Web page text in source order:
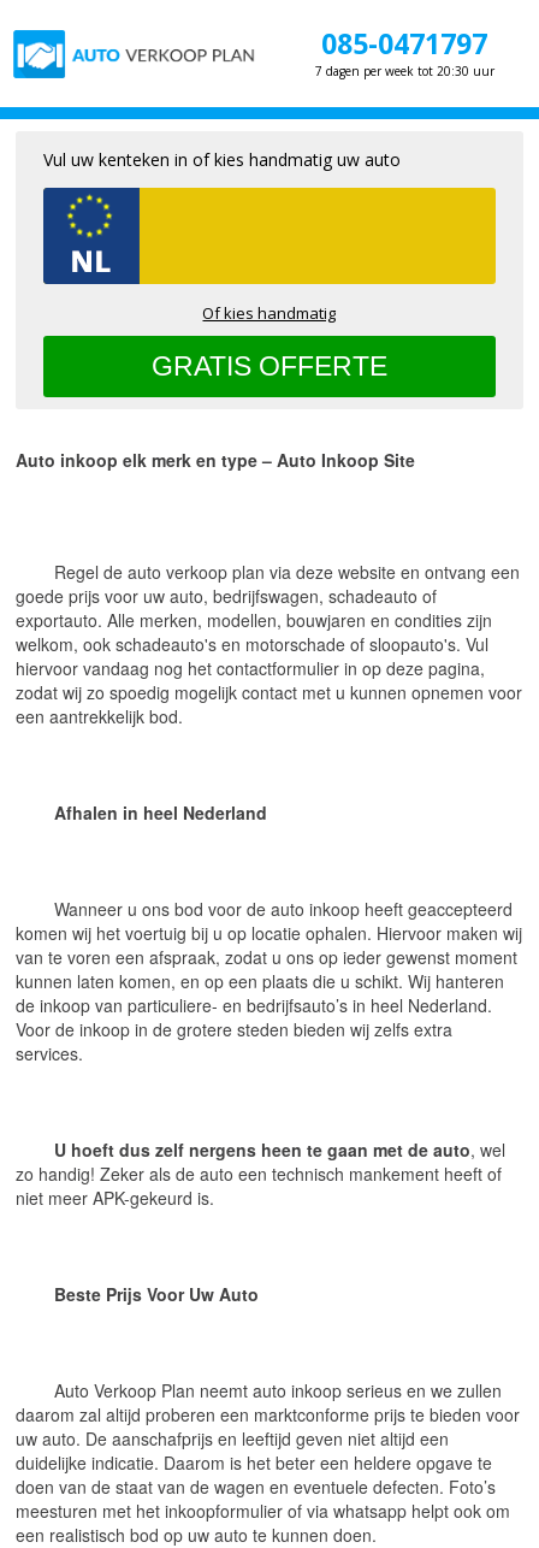
085-0471797
7 dagen per week tot 20:30 uur
Auto inkoop elk merk en type – Auto Inkoop Site
goede prijs voor uw auto, bedrijfswagen, schadeauto of
exportauto. Alle merken, modellen, bouwjaren en condities zijn
welkom, ook schadeauto's en motorschade of sloopauto's. Vul
hiervoor vandaag nog het contactformulier in op deze pagina,
zodat wij zo spoedig mogelijk contact met u kunnen opnemen voor
een aantrekkelijk bod.
Afhalen in heel Nederland
	Wanneer u ons bod voor de auto inkoop heeft geaccepteerd
komen wij het voertuig bij u op locatie ophalen. Hiervoor maken wij
van te voren een afspraak, zodat u ons op ieder gewenst moment
kunnen laten komen, en op een plaats die u schikt. Wij hanteren
de inkoop van particuliere- en bedrijfsauto’s in heel Nederland.
Voor de inkoop in de grotere steden bieden wij zelfs extra
services.
U hoeft dus zelf nergens heen te gaan met de auto, wel
zo handig! Zeker als de auto een technisch mankement heeft of
niet meer APK-gekeurd is.
Beste Prijs Voor Uw Auto
	Auto Verkoop Plan neemt auto inkoop serieus en we zullen
daarom zal altijd proberen een marktconforme prijs te bieden voor
uw auto. De aanschafprijs en leeftijd geven niet altijd een
duidelijke indicatie. Daarom is het beter een heldere opgave te
doen van de staat van de wagen en eventuele defecten. Foto’s
meesturen met het inkoopformulier of via whatsapp helpt ook om
een realistisch bod op uw auto te kunnen doen.
Vul uw kenteken in of kies handmatig uw auto
Of kies handmatig